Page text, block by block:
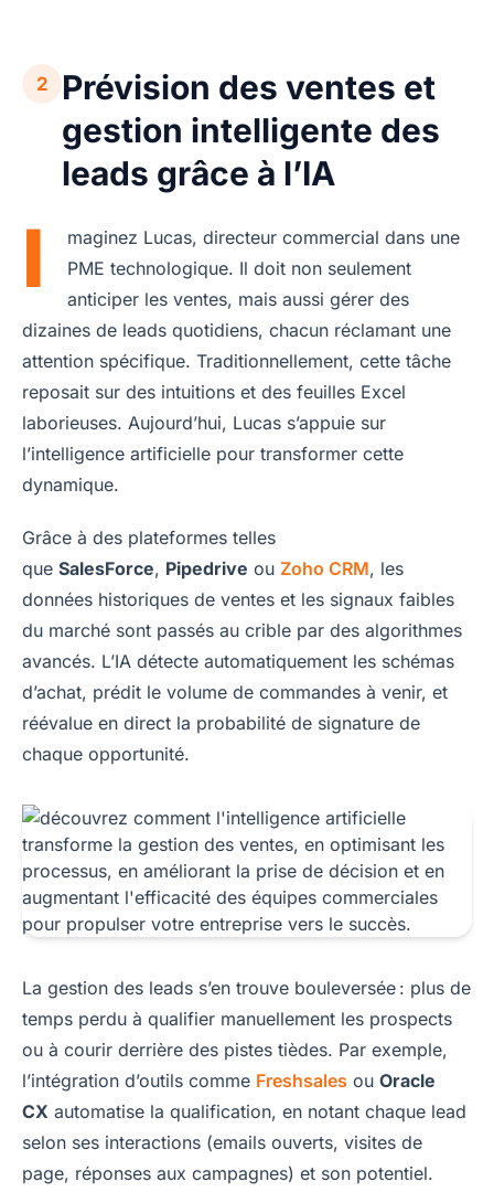
2
Prévision des ventes et
gestion intelligente des
leads grâce à l’IA
I
maginez Lucas, directeur commercial dans une
PME technologique. Il doit non seulement
anticiper les ventes, mais aussi gérer des
dizaines de leads quotidiens, chacun réclamant une
attention spécifique. Traditionnellement, cette tâche
reposait sur des intuitions et des feuilles Excel
laborieuses. Aujourd’hui, Lucas s’appuie sur
l’intelligence artificielle pour transformer cette
dynamique.
Grâce à des plateformes telles
que SalesForce, Pipedrive ou Zoho CRM, les
données historiques de ventes et les signaux faibles
du marché sont passés au crible par des algorithmes
avancés. L’IA détecte automatiquement les schémas
d’achat, prédit le volume de commandes à venir, et
réévalue en direct la probabilité de signature de
chaque opportunité.
La gestion des leads s’en trouve bouleversée : plus de
temps perdu à qualifier manuellement les prospects
ou à courir derrière des pistes tièdes. Par exemple,
l’intégration d’outils comme Freshsales ou Oracle
CX automatise la qualification, en notant chaque lead
selon ses interactions (emails ouverts, visites de
page, réponses aux campagnes) et son potentiel.